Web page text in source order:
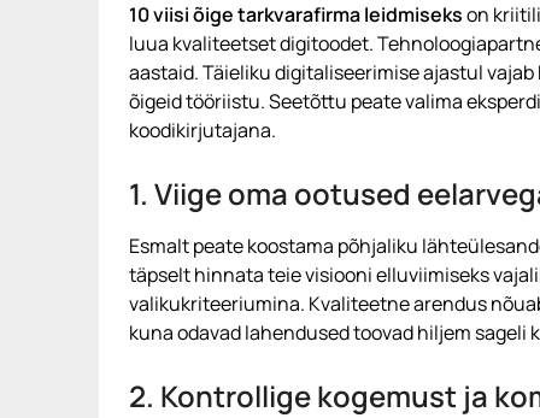
10 viisi õige tarkvarafirma leidmisekson
luua kvaliteetset digitoodet.
aastaid. Täieliku digitaliseerimise ajastul
õigeid tööriistu. Seetõttu peate valima
koodikirjutajana.
1. Viige oma ootused
Esmalt peate koostama põhjaliku
täpselt hinnata teie visiooni elluviimiseks
valikukriteeriumina. Kvaliteetne arendus
kuna odavad lahendused toovad hiljem sageli
2. Kontrollige kogemust ja